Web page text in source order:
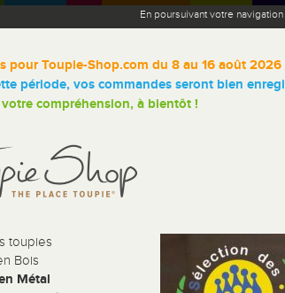
En poursuivant votre
pour Toupie-Shop.com du 8 au 16 août 2026
période, vos commandes seront bien
votre compréhension, à bientôt !
toupies
Bois
Métal